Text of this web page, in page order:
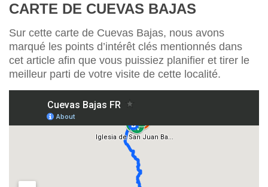
CARTE DE CUEVAS BAJAS
Sur cette carte de Cuevas Bajas, nous avons
marqué les points d’intérêt clés mentionnés dans
cet article afin que vous puissiez planifier et tirer le
meilleur parti de votre visite de cette localité.